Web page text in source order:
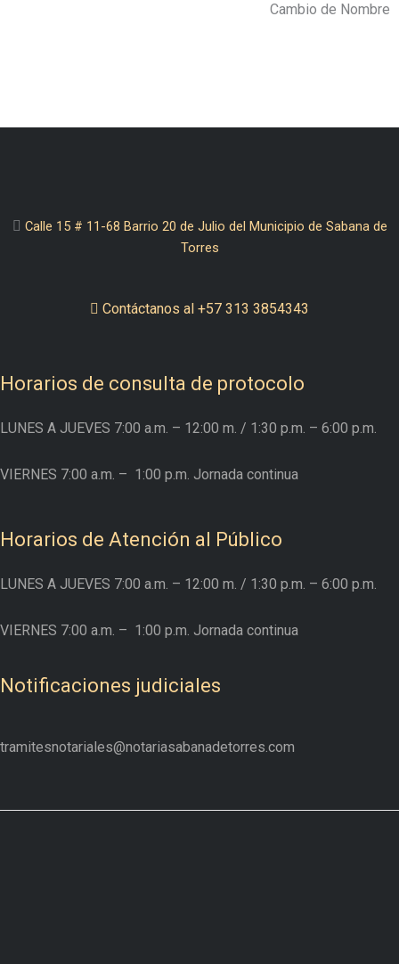
Cambio de Nombre
Calle 15 # 11-68 Barrio 20 de Julio del Municipio de Sabana de
Torres
Contáctanos al +57 313 3854343
Horarios de consulta de protocolo
LUNES A JUEVES 7:00 a.m. – 12:00 m. / 1:30 p.m. – 6:00 p.m.
VIERNES 7:00 a.m. – 1:00 p.m. Jornada continua
Horarios de Atención al Público
LUNES A JUEVES 7:00 a.m. – 12:00 m. / 1:30 p.m. – 6:00 p.m.
VIERNES 7:00 a.m. – 1:00 p.m. Jornada continua
Notificaciones judiciales
tramitesnotariales@notariasabanadetorres.com